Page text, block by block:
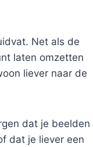
Net als de
laten omzetten
liever naar de
dat je beelden
dat je liever een